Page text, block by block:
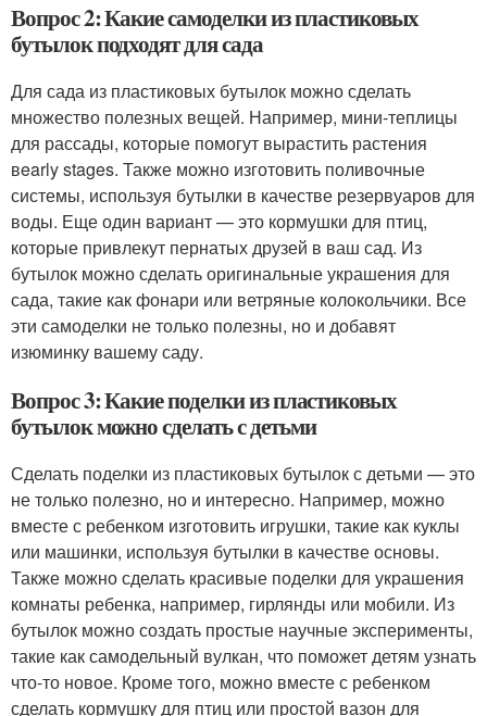
Вопрос 2: Какие самоделки из пластиковых
бутылок подходят для сада
Для сада из пластиковых бутылок можно сделать
множество полезных вещей. Например, мини-теплицы
для рассады, которые помогут вырастить растения
вearly stages. Также можно изготовить поливочные
системы, используя бутылки в качестве резервуаров для
воды. Еще один вариант — это кормушки для птиц,
которые привлекут пернатых друзей в ваш сад. Из
бутылок можно сделать оригинальные украшения для
сада, такие как фонари или ветряные колокольчики. Все
эти самоделки не только полезны, но и добавят
изюминку вашему саду.
Вопрос 3: Какие поделки из пластиковых
бутылок можно сделать с детьми
Сделать поделки из пластиковых бутылок с детьми — это
не только полезно, но и интересно. Например, можно
вместе с ребенком изготовить игрушки, такие как куклы
или машинки, используя бутылки в качестве основы.
Также можно сделать красивые поделки для украшения
комнаты ребенка, например, гирлянды или мобили. Из
бутылок можно создать простые научные эксперименты,
такие как самодельный вулкан, что поможет детям узнать
что-то новое. Кроме того, можно вместе с ребенком
сделать кормушку для птиц или простой вазон для